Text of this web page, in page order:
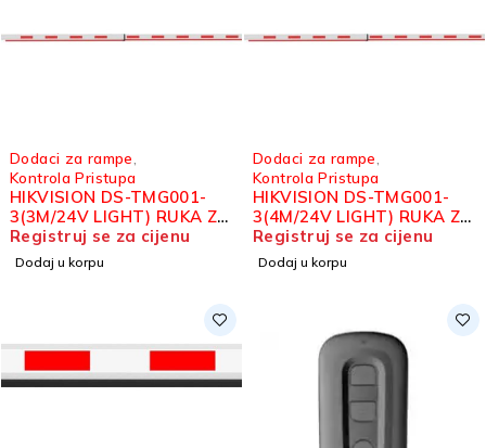
Dodaci za rampe
Kontrola Pristupa
HIKVISION DS-TMG001-
3(3M/24V LIGHT) RUKA ZA
RAMPU 3M
Registruj se za cijenu
Dodaj u korpu
Dodaci za rampe
Kontrola Pristupa
HIKVISION DS-TMG001-
3(4M/24V LIGHT) RUKA ZA
RAMPU 4M
Registruj se za cijenu
Dodaj u korpu